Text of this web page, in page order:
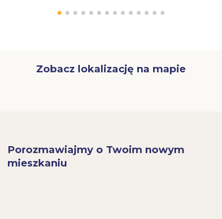
Zobacz lokalizację na mapie
Porozmawiajmy o Twoim nowym
mieszkaniu